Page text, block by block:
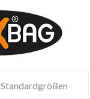
Standardgrößen